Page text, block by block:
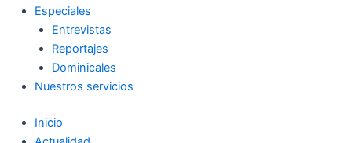
Especiales
Entrevistas
Reportajes
Dominicales
Nuestros servicios
Inicio